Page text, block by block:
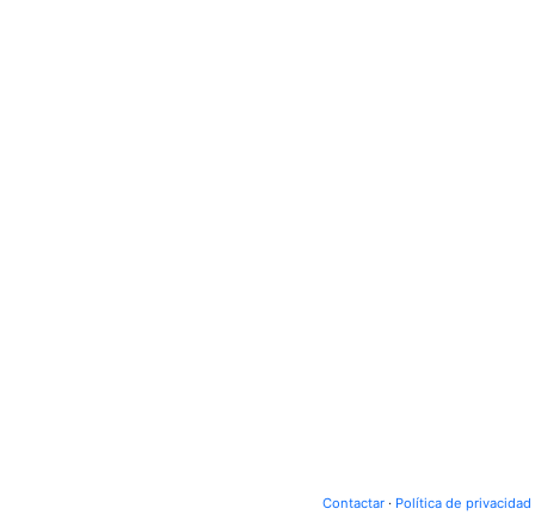
Contactar · Política de privacidad